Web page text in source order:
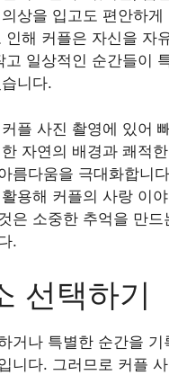
상을 입고도 편안하게
인해 커플은 자신을 자
일상적인 순간들이
니다.
플 사진 촬영에 있어
자연의 배경과 쾌적
름다움을 극대화합니
용해 커플의 사랑 이
은 소중한 추억을 만드
.
선택하기
거나 특별한 순간을 기
니다. 그러므로 커플